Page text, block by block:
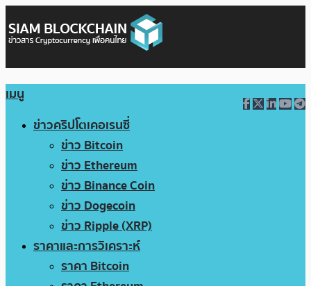
เมนู
ข่าวคริปโตเคอเรนซี่
ข่าว Bitcoin
ข่าว Ethereum
ข่าว Binance Coin
ข่าว Dogecoin
ข่าว Ripple (XRP)
ราคาและการวิเคราะห์
ราคา Bitcoin